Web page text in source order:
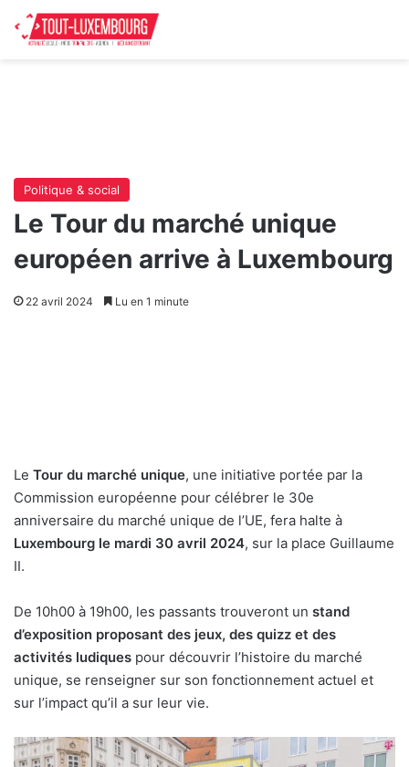
Politique & social
Le Tour du marché unique
européen arrive à Luxembourg
22 avril 2024 Lu en 1 minute
Le Tour du marché unique, une initiative portée par la
Commission européenne pour célébrer le 30e
anniversaire du marché unique de l’UE, fera halte à
Luxembourg le mardi 30 avril 2024, sur la place Guillaume
II.
De 10h00 à 19h00, les passants trouveront un stand
d’exposition proposant des jeux, des quizz et des
activités ludiques pour découvrir l’histoire du marché
unique, se renseigner sur son fonctionnement actuel et
sur l’impact qu’il a sur leur vie.